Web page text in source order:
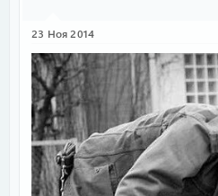
23 Ноя 2014